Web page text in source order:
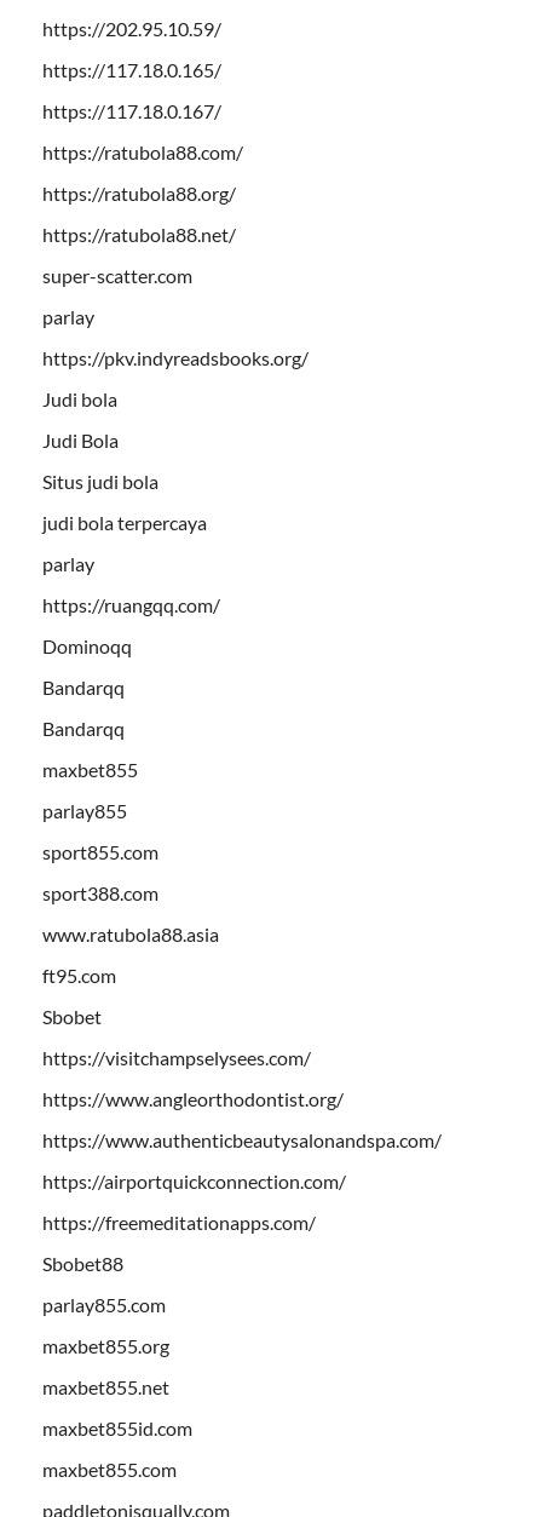
https://202.95.10.59/
https://117.18.0.165/
https://117.18.0.167/
https://ratubola88.com/
https://ratubola88.org/
https://ratubola88.net/
super-scatter.com
parlay
https://pkv.indyreadsbooks.org/
Judi bola
Judi Bola
Situs judi bola
judi bola terpercaya
parlay
https://ruangqq.com/
Dominoqq
Bandarqq
Bandarqq
maxbet855
parlay855
sport855.com
sport388.com
www.ratubola88.asia
ft95.com
Sbobet
https://visitchampselysees.com/
https://www.angleorthodontist.org/
https://www.authenticbeautysalonandspa.com/
https://airportquickconnection.com/
https://freemeditationapps.com/
Sbobet88
parlay855.com
maxbet855.org
maxbet855.net
maxbet855id.com
maxbet855.com
paddletonisqually.com